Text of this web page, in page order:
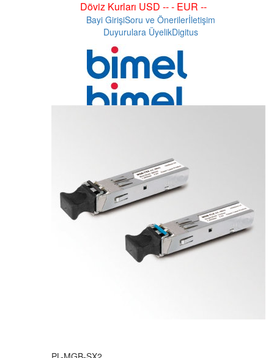
Döviz Kurları USD -- - EUR --
Bayi GirişiSoru ve Önerilerİletişim
Duyurulara ÜyelikDigitus